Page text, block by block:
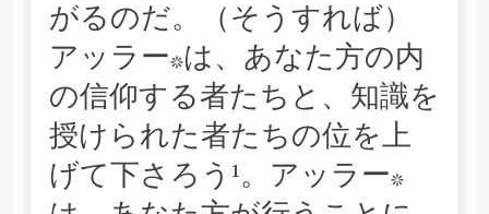
がるのだ。（そうすれば）
アッラー*は、あなた方の内
の信仰する者たちと、知識を
授けられた者たちの位を上
げて下さろう¹。アッラー*